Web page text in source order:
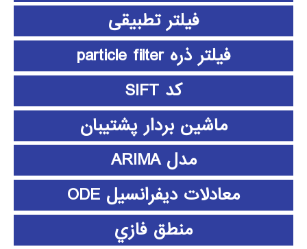
فیلتر تطبیقی
فیلتر ذره particle filter
کد SIFT
ماشین بردار پشتیبان
مدل ARIMA
معادلات دیفرانسیل ODE
منطق فازي